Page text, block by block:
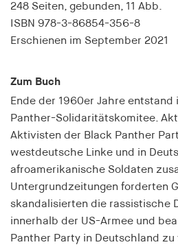
248 Seiten, gebunden, 11 Abb.
ISBN 978-3-86854-356-8
Erschienen im September 2021
Zum Buch
Ende der 1960er Jahre
Panther-Solidaritätskomitee.
Aktivisten der Black Panther
westdeutsche Linke und in
afroamerikanische Soldaten
Untergrundzeitungen forderten
skandalisierten die rassistische
innerhalb der US-Armee und
Panther Party in Deutschland
cookie_consent
Name:
Anbieter:
hamburger-edition.de
Speichert den
für Cookies auf der
Cookie Laufzeit:
fe_typo_user